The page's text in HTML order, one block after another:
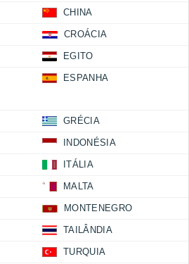
CHINA
CROÁCIA
EGITO
ESPANHA
GRÉCIA
INDONÉSIA
ITÁLIA
MALTA
MONTENEGRO
TAILÂNDIA
TURQUIA